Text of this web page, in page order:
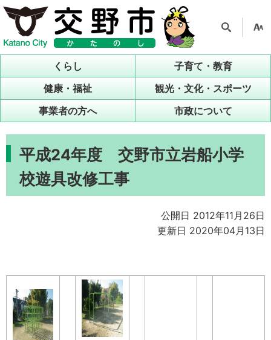
ル
くらし
子育て・教育
健康・福祉
観光・文化・スポーツ
事業者の方へ
市政について
平成24年度 交野市立岩船小学
校遊具改修工事
公開日 2012年11月26日
更新日 2020年04月13日